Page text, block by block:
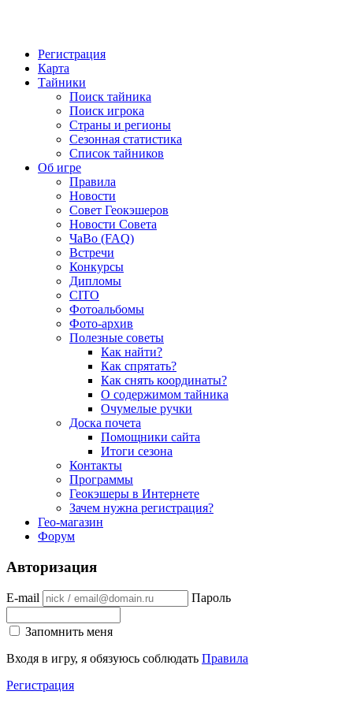
Регистрация
Карта
Тайники
Поиск тайника
Поиск игрока
Страны и регионы
Сезонная статистика
Список тайников
Об игре
Правила
Новости
Совет Геокэшеров
Новости Совета
ЧаВо (FAQ)
Встречи
Конкурсы
Дипломы
CITO
Фотоальбомы
Фото-архив
Полезные советы
Как найти?
Как спрятать?
Как снять координаты?
О содержимом тайника
Очумелые ручки
Доска почета
Помощники сайта
Итоги сезона
Контакты
Программы
Геокэшеры в Интернете
Зачем нужна регистрация?
Гео-магазин
Форум
Авторизация
E-mail Пароль
Запомнить меня
Входя в игру, я обязуюсь соблюдать Правила
Регистрация